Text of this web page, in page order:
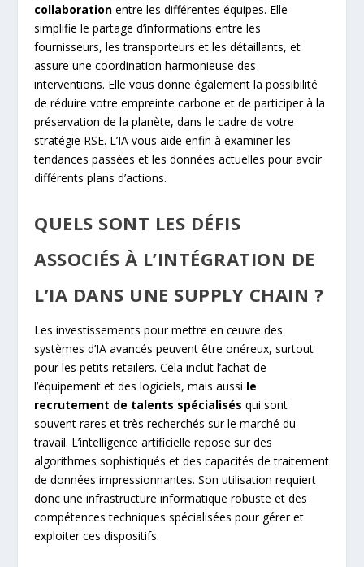
collaboration entre les différentes équipes. Elle
simplifie le partage d’informations entre les
fournisseurs, les transporteurs et les détaillants, et
assure une coordination harmonieuse des
interventions. Elle vous donne également la possibilité
de réduire votre empreinte carbone et de participer à la
préservation de la planète, dans le cadre de votre
stratégie RSE. L’IA vous aide enfin à examiner les
tendances passées et les données actuelles pour avoir
différents plans d’actions.
QUELS SONT LES DÉFIS
ASSOCIÉS À L’INTÉGRATION DE
L’IA DANS UNE SUPPLY CHAIN ?
Les investissements pour mettre en œuvre des
systèmes d’IA avancés peuvent être onéreux, surtout
pour les petits retailers. Cela inclut l’achat de
l’équipement et des logiciels, mais aussi le
recrutement de talents spécialisés qui sont
souvent rares et très recherchés sur le marché du
travail. L’intelligence artificielle repose sur des
algorithmes sophistiqués et des capacités de traitement
de données impressionnantes. Son utilisation requiert
donc une infrastructure informatique robuste et des
compétences techniques spécialisées pour gérer et
exploiter ces dispositifs.